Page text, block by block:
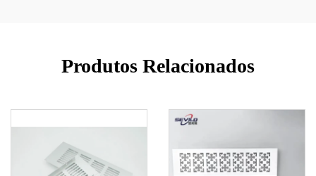
Produtos Relacionados